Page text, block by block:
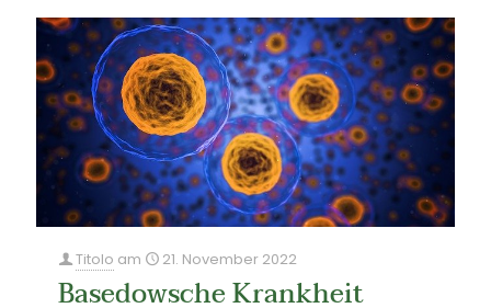
Titolo am 21. November 2022
Basedowsche Krankheit